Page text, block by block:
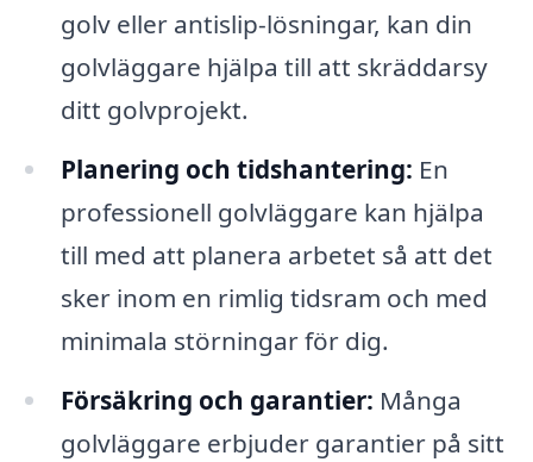
golv eller antislip-lösningar, kan din
golvläggare hjälpa till att skräddarsy
ditt golvprojekt.
Planering och tidshantering: En
professionell golvläggare kan hjälpa
till med att planera arbetet så att det
sker inom en rimlig tidsram och med
minimala störningar för dig.
Försäkring och garantier: Många
golvläggare erbjuder garantier på sitt